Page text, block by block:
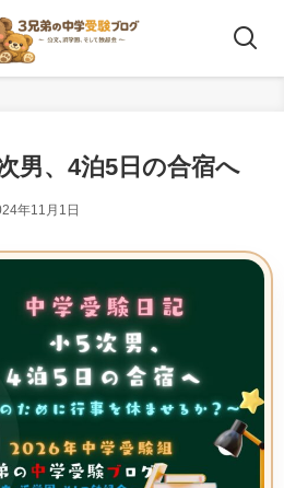
男、4泊5日の合宿へ
年11月1日